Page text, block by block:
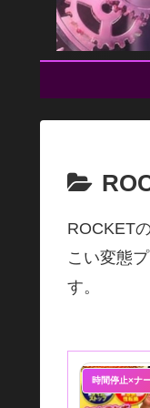
ROCKET
こい変態
す。
時間停止×ナ